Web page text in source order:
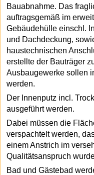
Bauabnahme. Das
auftragsgemäß im
Gebäudehülle einschl.
und Dachdeckung,
haustechnischen
erstellte der Bauträger
Ausbaugewerke sollen
werden.
Der Innenputz incl.
ausgeführt werden.
Dabei müssen die
verspachtelt werden,
einem Anstrich im
Qualitätsanspruch
Bad und Gästebad